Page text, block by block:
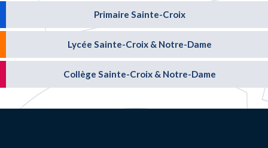
Primaire Sainte-Croix
Lycée Sainte-Croix & Notre-Dame
Collège Sainte-Croix & Notre-Dame